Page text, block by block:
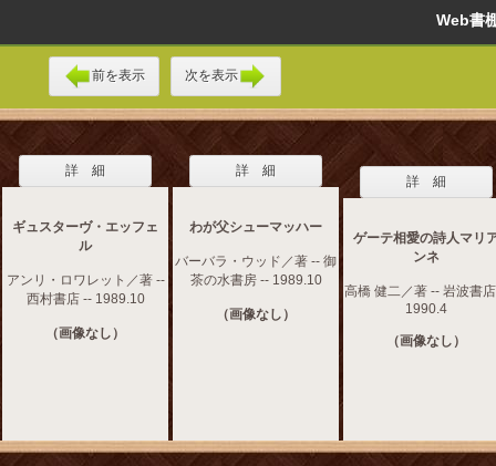
Web
前を表示 次を表示
詳 細
ギュスターヴ・エッフェ
ル
アンリ・ロワレット／著 --
西村書店 -- 1989.10
（画像なし）
詳 細
わが父シューマッハー
バーバラ・ウッド／著 -- 御
茶の水書房 -- 1989.10
（画像なし）
詳 細
ゲーテ相愛の詩人マリ
ンネ
高橋 健二／著 -- 岩波書
1990.4
（画像なし）